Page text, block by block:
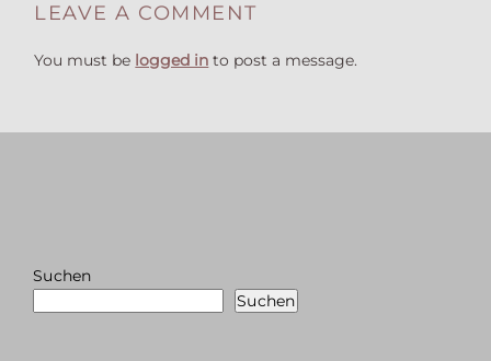
LEAVE A COMMENT
You must be logged in to post a message.
Suchen
Suchen